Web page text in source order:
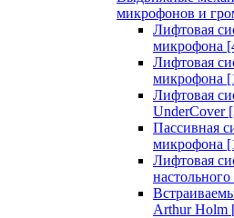
микрофонов и
Лифтовая
микрофона
Лифтовая
микрофона
Лифтовая
UnderCover
Пассивная
микрофона
Лифтовая
Arthur Holm